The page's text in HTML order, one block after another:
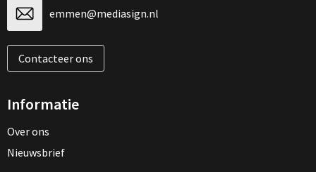
emmen@mediasign.nl
Contacteer ons
Informatie
Over ons
Nieuwsbrief